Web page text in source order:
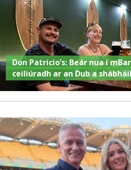
Don Patricio’s: Beár nua i
ceiliúradh ar an Dub a